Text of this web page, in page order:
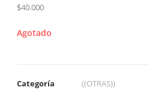
$40.000
Agotado
Categoría ((OTRAS))